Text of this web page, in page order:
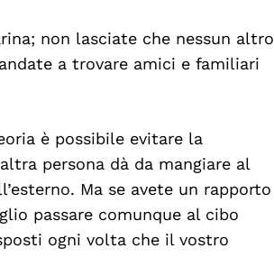
non lasciate che nessun altro
a trovare amici e familiari
è possibile evitare la
persona dà da mangiare al
Ma se avete un rapporto
passare comunque al cibo
ogni volta che il vostro